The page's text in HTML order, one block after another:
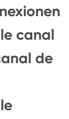
canal
de